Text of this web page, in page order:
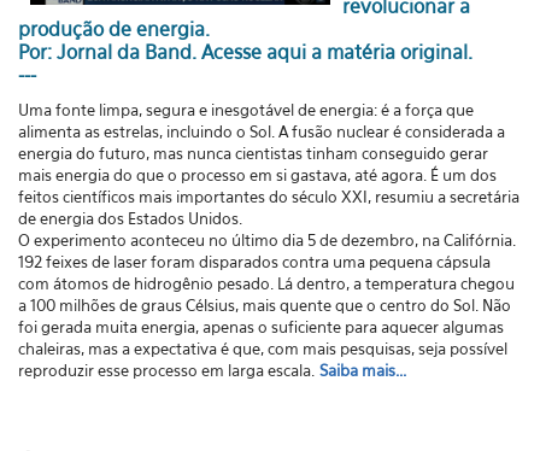
revolucionar a
produção de energia.
Por: Jornal da Band. Acesse aqui a matéria original.
---
Uma fonte limpa, segura e inesgotável de energia: é a força que
alimenta as estrelas, incluindo o Sol. A fusão nuclear é considerada a
energia do futuro, mas nunca cientistas tinham conseguido gerar
mais energia do que o processo em si gastava, até agora. É um dos
feitos científicos mais importantes do século XXI, resumiu a secretária
de energia dos Estados Unidos.
O experimento aconteceu no último dia 5 de dezembro, na Califórnia.
192 feixes de laser foram disparados contra uma pequena cápsula
com átomos de hidrogênio pesado. Lá dentro, a temperatura chegou
a 100 milhões de graus Célsius, mais quente que o centro do Sol. Não
foi gerada muita energia, apenas o suficiente para aquecer algumas
chaleiras, mas a expectativa é que, com mais pesquisas, seja possível
reproduzir esse processo em larga escala. Saiba mais...